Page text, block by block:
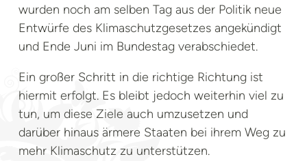
wurden noch am selben Tag aus der Politik neue
Entwürfe des Klimaschutzgesetzes angekündigt
und Ende Juni im Bundestag verabschiedet.
Ein großer Schritt in die richtige Richtung ist
hiermit erfolgt. Es bleibt jedoch weiterhin viel zu
tun, um diese Ziele auch umzusetzen und
darüber hinaus ärmere Staaten bei ihrem Weg zu
mehr Klimaschutz zu unterstützen.